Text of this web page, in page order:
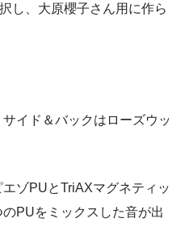
し、大原櫻子さん用に作ら
イド＆バックはローズウッ
ゾPUとTriAXマグネティッ
PUをミックスした音が出